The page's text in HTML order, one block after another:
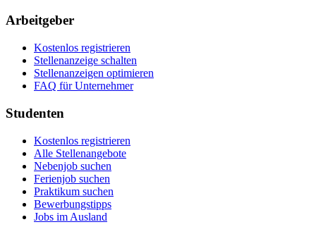
Arbeitgeber
Kostenlos registrieren
Stellenanzeige schalten
Stellenanzeigen optimieren
FAQ für Unternehmer
Studenten
Kostenlos registrieren
Alle Stellenangebote
Nebenjob suchen
Ferienjob suchen
Praktikum suchen
Bewerbungstipps
Jobs im Ausland